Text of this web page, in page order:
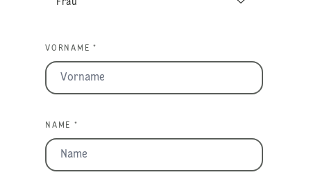
VORNAME *
NAME *